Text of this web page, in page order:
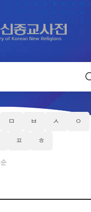
ㅁ ㅂ ㅅ ㅇ
ㅍ ㅎ